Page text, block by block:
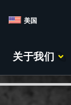
美国
关于我们